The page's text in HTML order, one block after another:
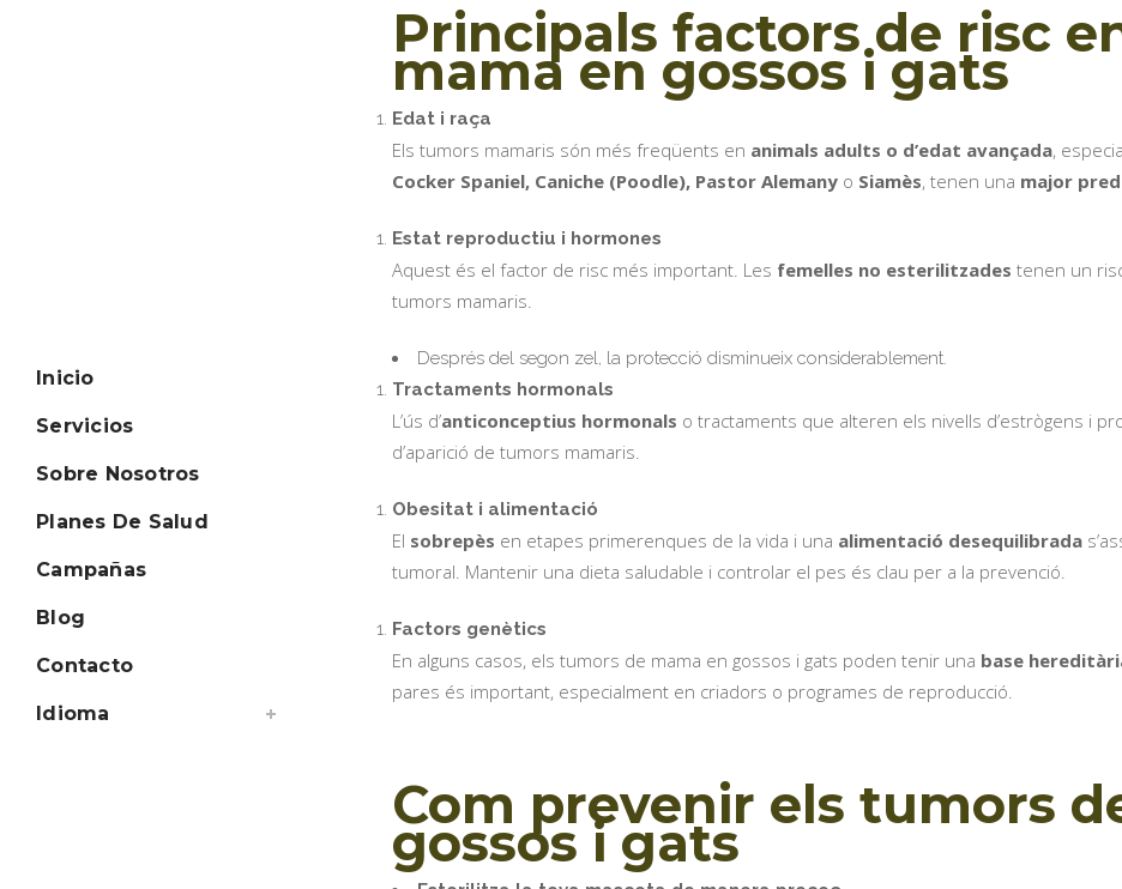
Inicio
Servicios
Sobre Nosotros
Planes De Salud
Campañas
Blog
Contacto
Idioma
Principals factors de risc
mama en gossos i gats
Edat i raça
Els tumors mamaris són més freqüents en animals adults o d’edat avançada,
Cocker Spaniel, Caniche (Poodle), Pastor Alemany o Siamès, tenen una major
Estat reproductiu i hormones
Aquest és el factor de risc més important. Les femelles no esterilitzades tenen un
tumors mamaris.
Després del segon zel, la protecció disminueix considerablement.
Tractaments hormonals
L’ús d’anticonceptius hormonals o tractaments que alteren els nivells d’estrògens i
d’aparició de tumors mamaris.
Obesitat i alimentació
El sobrepès en etapes primerenques de la vida i una alimentació desequilibrada
tumoral. Mantenir una dieta saludable i controlar el pes és clau per a la prevenció.
Factors genètics
En alguns casos, els tumors de mama en gossos i gats poden tenir una base
pares és important, especialment en criadors o programes de reproducció.
Com prevenir els tumors
gossos i gats